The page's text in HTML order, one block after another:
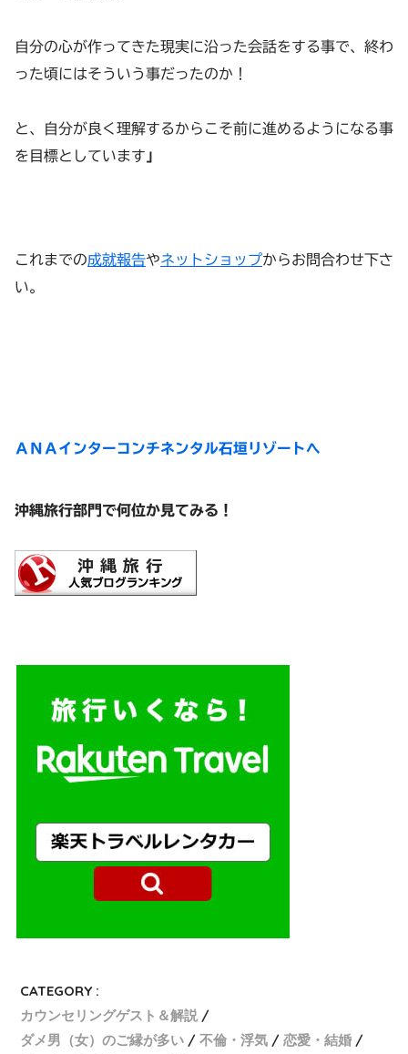
自分の心が作ってきた現実に沿った会話をする事で、終わ
った頃にはそういう事だったのか！
と、自分が良く理解するからこそ前に進めるようになる事
を目標としています 」
これまでの成就報告やネットショップからお問合わせ下さ
い。
ＡＮＡインターコンチネンタル石垣リゾートへ
沖縄旅行部門で何位か見てみる！
CATEGORY :
カウンセリングゲスト＆解説
ダメ男（女）のご縁が多い
不倫・浮気
恋愛・結婚